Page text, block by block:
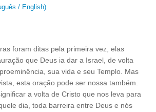
/ English)
foram ditas pela primeira vez, elas
que Deus ia dar a Israel, de volta
sua vida e seu Templo. Mas
esta oração pode ser nossa também.
a volta de Cristo que nos leva para
dia, toda barreira entre Deus e nós